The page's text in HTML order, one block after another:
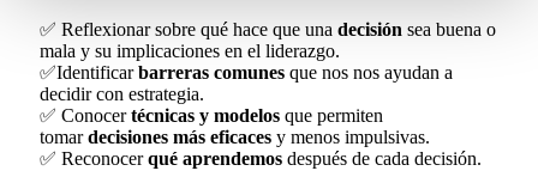
✅ Reflexionar sobre qué hace que una decisión sea buena o
mala y su implicaciones en el liderazgo.
✅Identificarbarreras comunes que nos nos ayudan a
decidir con estrategia.
✅ Conocertécnicas y modelos que permiten
tomardecisiones más eficaces y menos impulsivas.
✅ Reconocerqué aprendemos después de cada decisión.